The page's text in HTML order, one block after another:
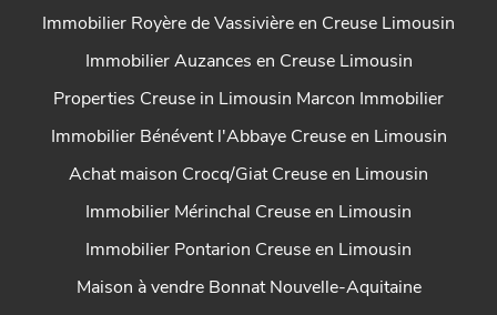
Immobilier Royère de Vassivière en Creuse Limousin
Immobilier Auzances en Creuse Limousin
Properties Creuse in Limousin Marcon Immobilier
Immobilier Bénévent l'Abbaye Creuse en Limousin
Achat maison Crocq/Giat Creuse en Limousin
Immobilier Mérinchal Creuse en Limousin
Immobilier Pontarion Creuse en Limousin
Maison à vendre Bonnat Nouvelle-Aquitaine